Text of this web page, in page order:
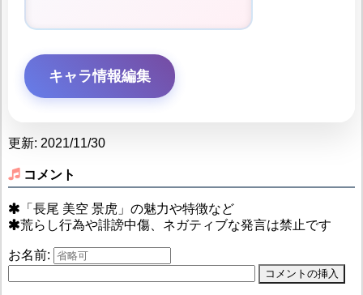
キャラ情報編集
更新: 2021/11/30
コメント
「長尾 美空 景虎」の魅力や特徴など
荒らし行為や誹謗中傷、ネガティブな発言は禁止です
お名前: